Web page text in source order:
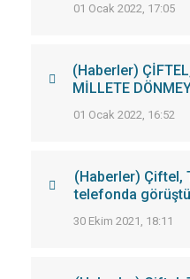
01 Ocak 2022, 17:05
(Haberler)
MİLLETE
01 Ocak 2022, 16:52
(Haberler) Çiftel,
telefonda
30 Ekim 2021, 18:11